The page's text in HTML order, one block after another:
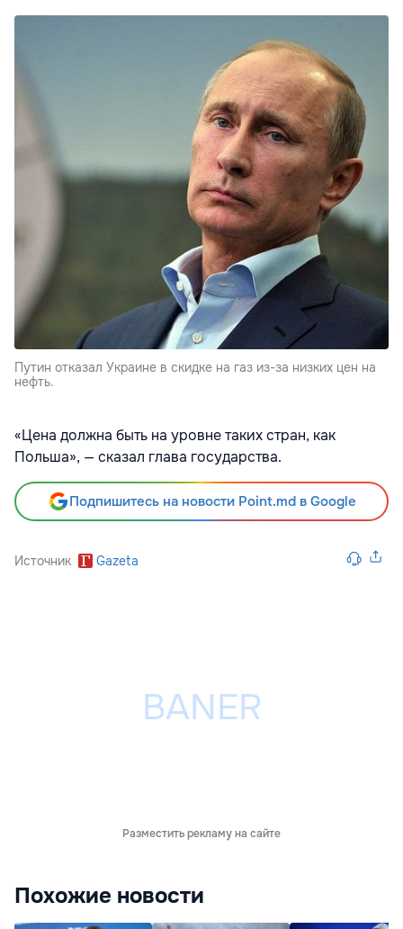
Путин отказал Украине в скидке на газ из-за низких цен на
нефть.
«Цена должна быть на уровне таких стран, как
Польша», — сказал глава государства.
Подпишитесь на новости Point.md в Google
Источник Gazeta
Разместить рекламу на сайте
Похожие новости